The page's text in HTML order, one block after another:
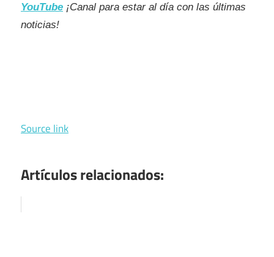
YouTube ¡Canal para estar al día con las últimas
noticias!
Source link
Artículos relacionados: